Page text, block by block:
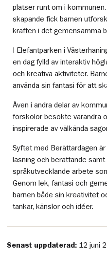
platser runt om i
skapande fick barnen
kraften i det gemensamma
I Elefantparken i
en dag fylld av interaktiv
och kreativa aktiviteter.
använda sin fantasi för att
Även i andra delar av
förskolor besökte varandra
inspirerade av välkända
Syftet med Berättardagen
läsning och berättande
språkutvecklande arbete
Genom lek, fantasi och
barnen både sin kreativitet
tankar, känslor och idéer.
Senast uppdaterad: 12 juni